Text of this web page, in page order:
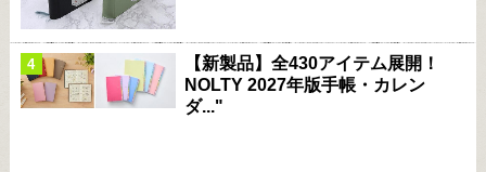
【新製品】全430アイテム展開！
NOLTY 2027年版手帳・カレン
ダ..."